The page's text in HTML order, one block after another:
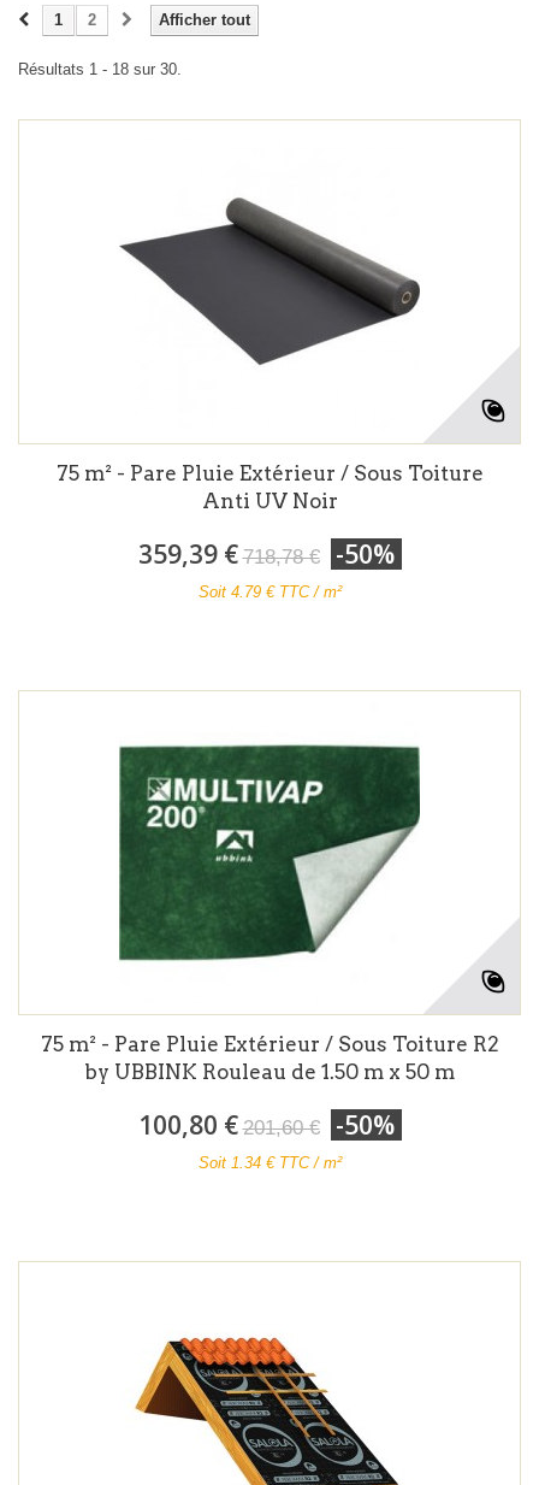
Afficher tout
1 2
Résultats 1 - 18 sur 30.
75 m² - Pare Pluie Extérieur / Sous Toiture
Anti UV Noir
359,39 € 718,78 € -50%
Soit 4.79€ TTC / m²
75 m² - Pare Pluie Extérieur / Sous Toiture R2
by UBBINK Rouleau de 1.50 m x 50 m
100,80 € 201,60 € -50%
Soit 1.34€ TTC / m²